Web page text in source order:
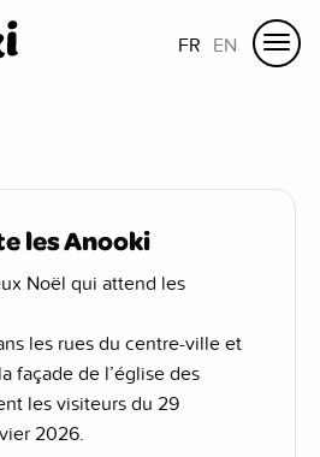
FR EN
les Anooki
Noël qui attend les
les rues du centre-ville et
façade de l’église des
les visiteurs du 29
2026.